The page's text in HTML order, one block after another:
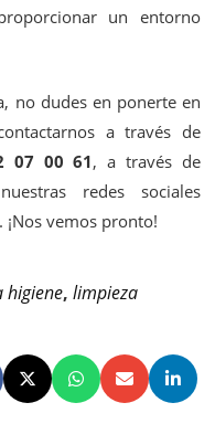
un entorno
no dudes en ponerte en
a través de
07 00 61, a través de
redes sociales
. ¡Nos vemos pronto!
higiene,limpieza